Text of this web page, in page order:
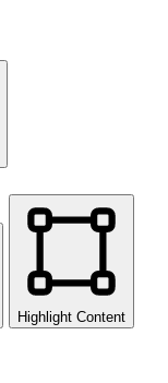
Highlight Content